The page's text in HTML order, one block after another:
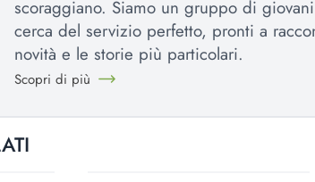
scoraggiano. Siamo un gruppo di
cerca del servizio perfetto, pronti a
novità e le storie più particolari.
Scopri di più